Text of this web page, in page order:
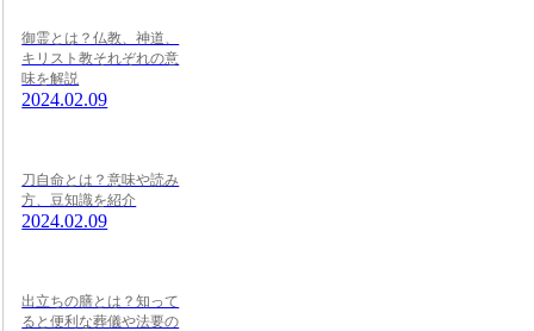
御霊とは？仏教、神道、
キリスト教それぞれの意
味を解説
2024.02.09
刀自命とは？意味や読み
方、豆知識を紹介
2024.02.09
出立ちの膳とは？知って
ると便利な葬儀や法要の